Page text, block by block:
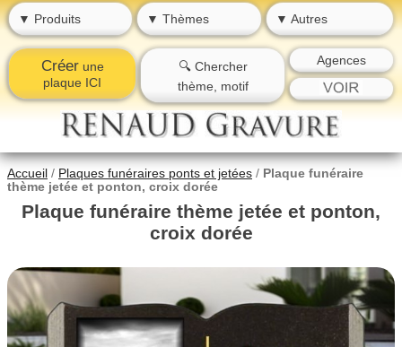
▼ Produits ▼ Thèmes ▼ Autres
Créerune
plaque ICI
🔍 Chercher
thème, motif
Agences
Accueil / Plaques funéraires ponts et jetées / Plaque funéraire
thème jetée et ponton, croix dorée
Plaque funéraire thème jetée et ponton,
croix dorée